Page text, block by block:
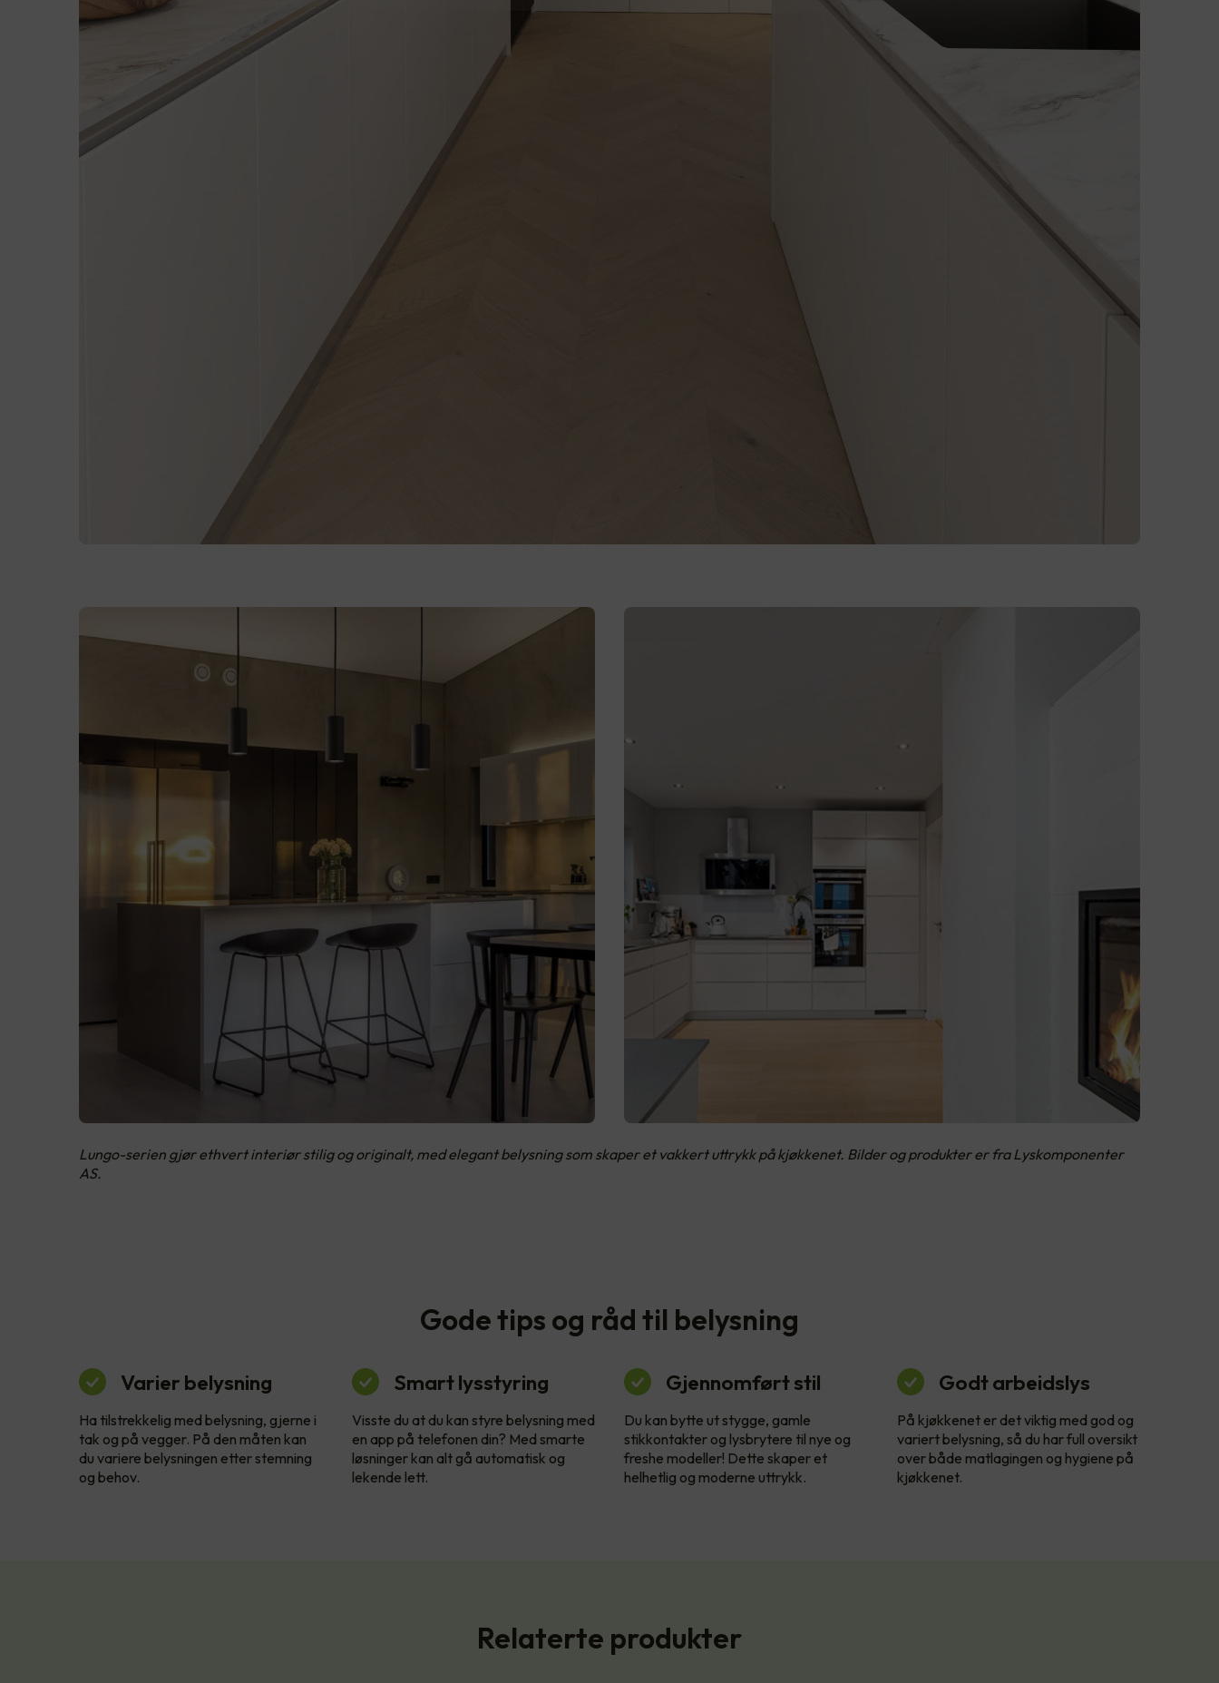
Lungo-serien gjør ethvert interiør stilig og originalt, med elegant belysning som skaper et vakkert uttrykk på kjøkkenet. Bilder og produkter er fra Lyskomponenter
AS.
Gode tips og råd til belysning
Varier belysning
Ha tilstrekkelig med belysning, gjerne i
tak og på vegger. På den måten kan
du variere belysningen etter stemning
og behov.
Smart lysstyring
Visste du at du kan styre belysning med
en app på telefonen din? Med smarte
løsninger kan alt gå automatisk og
lekende lett.
Gjennomført stil
Du kan bytte ut stygge, gamle
stikkontakter og lysbrytere til nye og
freshe modeller! Dette skaper et
helhetlig og moderne uttrykk.
Godt arbeidslys
På kjøkkenet er det viktig med god og
variert belysning, så du har full oversikt
over både matlagingen og hygiene på
kjøkkenet.
Relaterte produkter